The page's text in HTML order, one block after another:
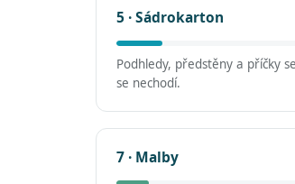
5 · Sádrokarton
Podhledy, předstěny a příčky
se nechodí.
7 · Malby